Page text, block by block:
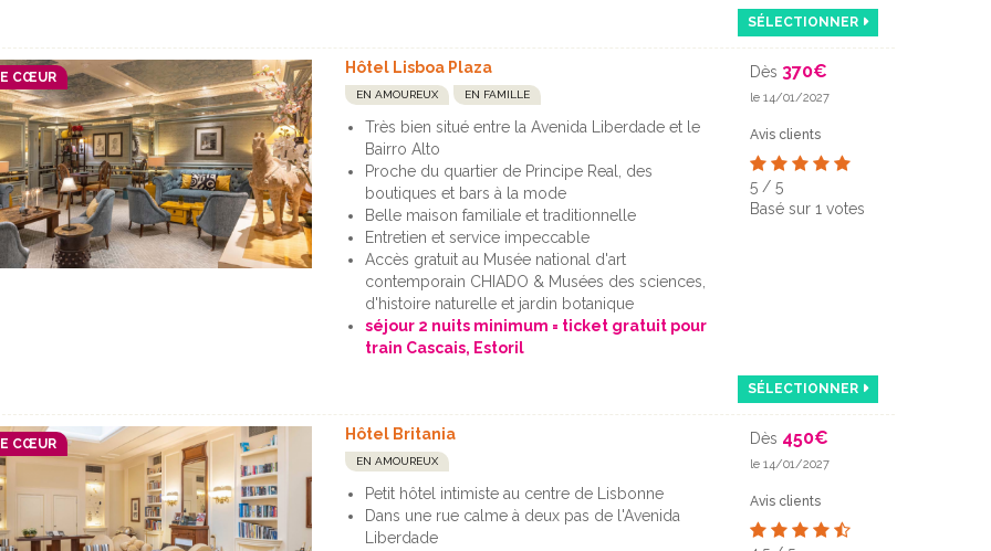
SÉLECTIONNER
CŒUR
Hôtel Lisboa Plaza
EN AMOUREUX EN FAMILLE
Très bien situé entre la Avenida Liberdade et le
Bairro Alto
Proche du quartier de Principe Real, des
boutiques et bars à la mode
Belle maison familiale et traditionnelle
Entretien et service impeccable
Accès gratuit au Musée national d'art
contemporain CHIADO & Musées des sciences,
d'histoire naturelle et jardin botanique
séjour 2 nuits minimum = ticket gratuit pour
train Cascais, Estoril
Dès 370€
le 14/01/2027
Avis clients
5/ 5
Basé sur 1 votes
SÉLECTIONNER
CŒUR
Hôtel Britania
EN AMOUREUX
Petit hôtel intimiste au centre de Lisbonne
Dans une rue calme à deux pas de l'Avenida
Liberdade
Dès 450€
le 14/01/2027
Avis clients